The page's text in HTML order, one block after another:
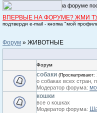
Регистрируясь на форуме
ВПЕРВЫЕ НА ФОРУМЕ? ЖМИ
подтверди e-mail - кнопка "мой
Форум » ЖИВОТНЫЕ
Форум
собаки (Просматривают:
о собаках всех стран,
Модератор форума:
кошки
все о кошках
Модератор форума: